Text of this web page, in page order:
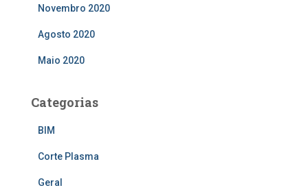
Novembro 2020
Agosto 2020
Maio 2020
Categorias
BIM
Corte Plasma
Geral